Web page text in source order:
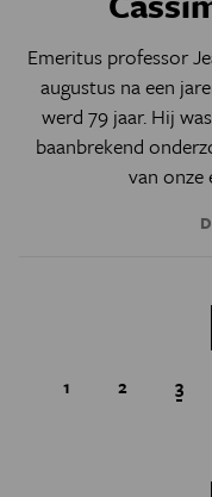
Emeritus professor
augustus na een
werd 79 jaar. Hij
baanbrekend
van onze
Page
1 Page
2 3